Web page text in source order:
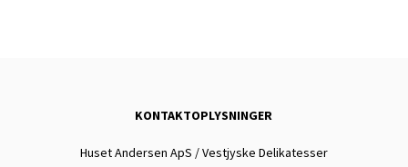
KONTAKTOPLYSNINGER
Huset Andersen ApS / Vestjyske Delikatesser